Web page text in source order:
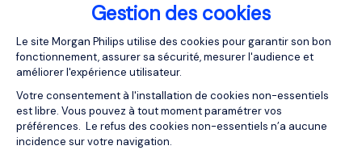
Gestion des cookies
Plateforme de Gestion du
Le site Morgan Philips utilise des cookies pour garantir son bon
fonctionnement, assurer sa sécurité, mesurer l'audience et
améliorer l'expérience utilisateur.
Votre consentement à l'installation de cookies non-essentiels
est libre. Vous pouvez à tout moment paramétrer vos
préférences. Le refus des cookies non-essentiels n’a aucune
incidence sur votre navigation.
入职第一天
第一天是一个重要的里程碑，是热情欢迎和留下美好第一印
象的开始。它应包括
团队介绍